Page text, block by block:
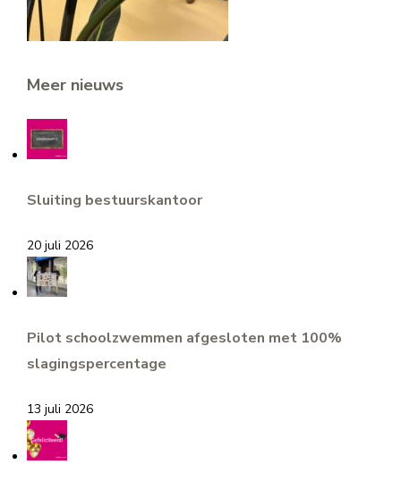
Meer nieuws
Sluiting bestuurskantoor
20 juli 2026
Pilot schoolzwemmen afgesloten met 100%
slagingspercentage
13 juli 2026